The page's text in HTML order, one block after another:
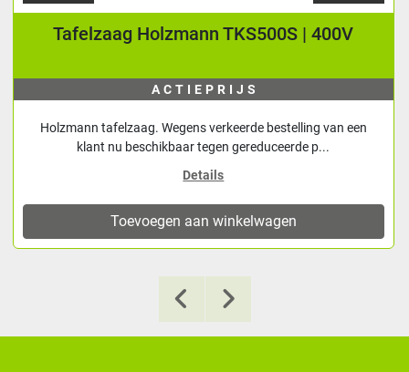
Tafelzaag Holzmann TKS500S | 400V
ACTIEPRIJS
Holzmann tafelzaag. Wegens verkeerde bestelling van een
klant nu beschikbaar tegen gereduceerde p...
Details
Toevoegen aan winkelwagen